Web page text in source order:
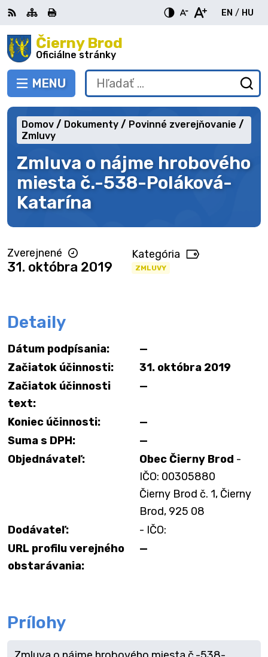
Preskočiť
na
obsah Čierny Brod
Oficiálne stránky
PREPNÚŤ
MENU
RSS MapaTlačiť
EN
English
/ HU
Hľadať:
Zmluva o nájme hrobového
miesta č.-538-Poláková-
Katarína
Domov Dokumenty
Povinné zverejňovanie
Zmluvy
Zverejnené
31. októbra 2019
Kategória
ZMLUVY
Detaily
Dátum podpísania:
—
Začiatok účinnosti:
31. októbra 2019
Začiatok účinnosti
text:
—
Koniec účinnosti:
—
Suma s DPH:
—
Objednávateľ:
Obec Čierny Brod -
IČO: 00305880
Čierny Brod č. 1, Čierny
Brod, 925 08
Dodávateľ:
- IČO:
URL profilu verejného
obstarávania:
—
Prílohy